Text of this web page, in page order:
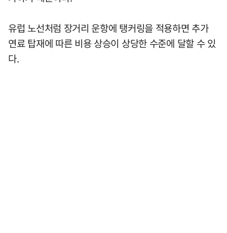
유럽 노선처럼 장거리 운항에 탱커링을 적용하면 추가
연료 탑재에 따른 비용 상승이 상당한 수준에 달할 수 있
다.